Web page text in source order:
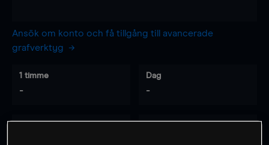
Ansök om konto och få tillgång till avancerade
grafverktyg
1 timme
-
Dag
-